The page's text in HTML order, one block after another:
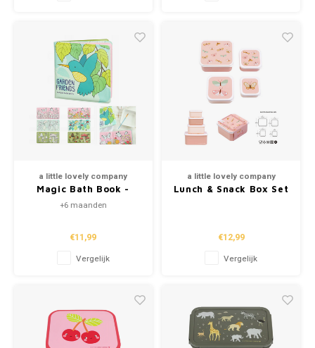
a little lovely company
Magic Bath Book -
Garden Friends
+6 maanden
€11,99
Vergelijk
a little lovely company
Lunch & Snack Box Set
€12,99
Vergelijk